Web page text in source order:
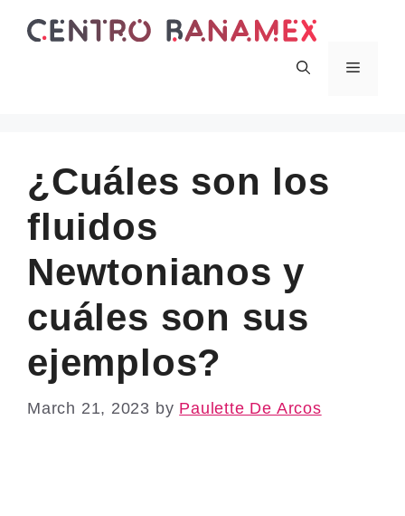
Menu
¿Cuáles son los
fluidos
Newtonianos y
cuáles son sus
ejemplos?
March 21, 2023 by Paulette De Arcos